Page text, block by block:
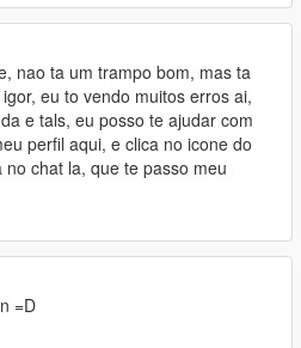
nao ta um trampo bom, mas ta
eu to vendo muitos erros ai,
e tals, eu posso te ajudar com
perfil aqui, e clica no icone do
chat la, que te passo meu
=D